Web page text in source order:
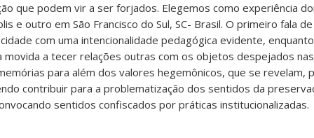
que podem vir a ser forjados. Elegemos como experiência
e outro em São Francisco do Sul, SC- Brasil. O primeiro fala
com uma intencionalidade pedagógica evidente,
movida a tecer relações outras com os objetos despejados
para além dos valores hegemônicos, que se revelam,
contribuir para a problematização dos sentidos da
sentidos confiscados por práticas institucionalizadas.